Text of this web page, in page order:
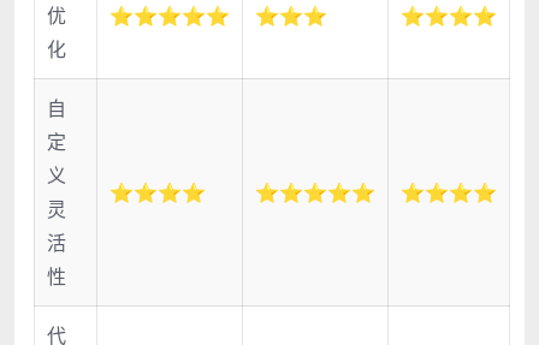
优
化
⭐⭐⭐⭐⭐ ⭐⭐⭐ ⭐⭐⭐⭐
自
定
义
灵
活
性
⭐⭐⭐⭐ ⭐⭐⭐⭐⭐ ⭐⭐⭐⭐
代